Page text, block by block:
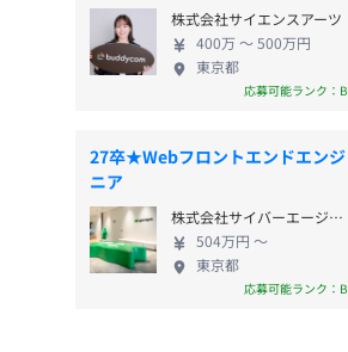
株式会社サイエンスアーツ
400万 〜 500万円
東京都
応募可能ランク：B
27卒★Webフロントエンドエンジ
ニア
株式会社サイバーエージェント
504万円 〜
東京都
応募可能ランク：B